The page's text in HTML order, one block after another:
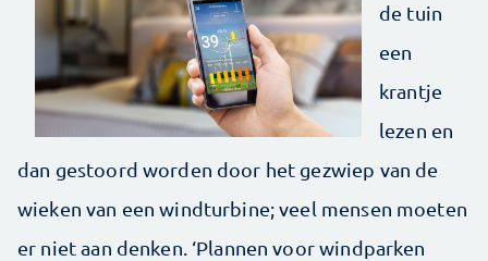
de tuin
een
krantje
lezen en
dan gestoord worden door het gezwiep van de
wieken van een windturbine; veel mensen moeten
er niet aan denken. ‘Plannen voor windparken